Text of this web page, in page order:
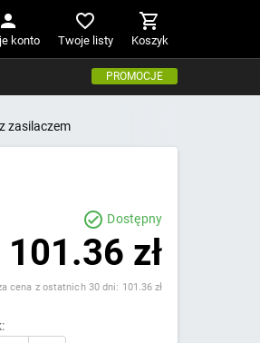
konto Twoje listy Koszyk
PROMOCJE
zasilaczem
Dostępny
101.36 zł
cena z ostatnich 30 dni: 101.36 zł